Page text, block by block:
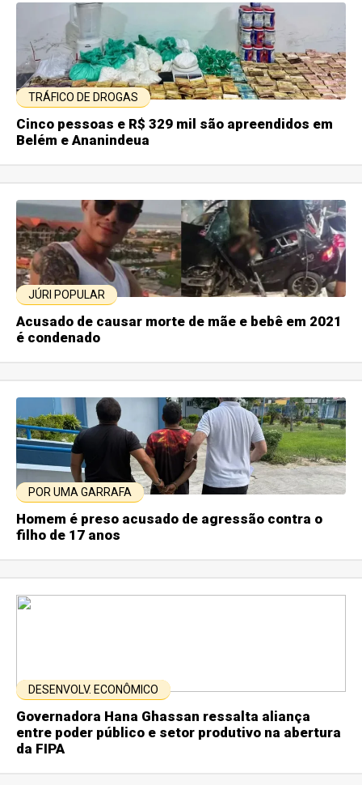
TRÁFICO DE DROGAS
Cinco pessoas e R$ 329 mil são apreendidos em
Belém e Ananindeua
JÚRI POPULAR
Acusado de causar morte de mãe e bebê em 2021
é condenado
POR UMA GARRAFA
Homem é preso acusado de agressão contra o
filho de 17 anos
DESENVOLV. ECONÔMICO
Governadora Hana Ghassan ressalta aliança
entre poder público e setor produtivo na abertura
da FIPA